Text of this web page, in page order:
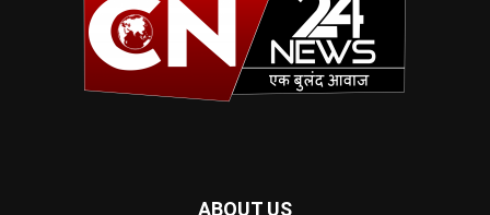
ABOUT US